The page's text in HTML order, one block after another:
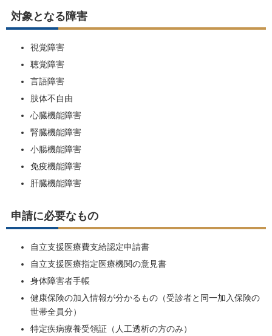
対象となる障害
視覚障害
聴覚障害
言語障害
肢体不自由
心臓機能障害
腎臓機能障害
小腸機能障害
免疫機能障害
肝臓機能障害
申請に必要なもの
自立支援医療費支給認定申請書
自立支援医療指定医療機関の意見書
身体障害者手帳
健康保険の加入情報が分かるもの（受診者と同一加入保険の
世帯全員分）
特定疾病療養受領証（人工透析の方のみ）